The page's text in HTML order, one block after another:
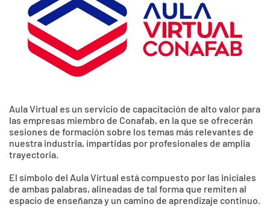
Aula Virtual es un servicio de capacitación de alto valor para
las empresas miembro de Conafab, en la que se ofrecerán
sesiones de formación sobre los temas más relevantes de
nuestra industria, impartidas por profesionales de amplia
trayectoria.
El símbolo del Aula Virtual está compuesto por las iniciales
de ambas palabras, alineadas de tal forma que remiten al
espacio de enseñanza y un camino de aprendizaje continuo.